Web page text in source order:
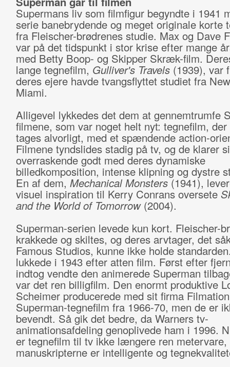
Supermans liv som filmfigur begyndte i 1941
serie banebrydende og meget originale korte
fra Fleischer-brødrenes studie. Max og Dave
var på det tidspunkt i stor krise efter mange
med Betty Boop- og Skipper Skræk-film.
lange tegnefilm, Gulliver's Travels (1939), var
deres ejere havde tvangsflyttet studiet fra
Miami.
Alligevel lykkedes det dem at gennemtrumfe
filmene, som var noget helt nyt: tegnefilm,
tages alvorligt, med et spændende action-
Filmene tyndslides stadig på tv, og de klarer
overraskende godt med deres dynamiske
billedkomposition, intense klipning og dystre
En af dem, Mechanical Monsters(1941),
visuel inspiration til Kerry Conrans oversete
and the World of Tomorrow(2004).
Superman-serien levede kun kort. Fleischer-
krakkede og skiltes, og deres arvtager, det
Famous Studios, kunne ikke holde
lukkede i 1943 efter atten film. Først efter
indtog vendte den animerede Superman
var det ren billigfilm. Den enormt produktive
Scheimer producerede med sit firma
Superman-tegnefilm fra 1966-70, men de er
bevendt. Så gik det bedre, da Warners tv-
animationsafdeling genoplivede ham i 1996.
er tegnefilm til tv ikke længere ren metervare,
manuskripterne er intelligente og